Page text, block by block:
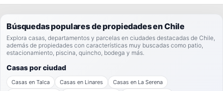
Búsquedas populares de propiedades en Chile
Explora casas, departamentos y parcelas en ciudades destacadas de Chile,
además de propiedades con características muy buscadas como patio,
estacionamiento, piscina, quincho, bodega y más.
Casas por ciudad
Casas en Talca Casas en Linares
Casas en La Serena